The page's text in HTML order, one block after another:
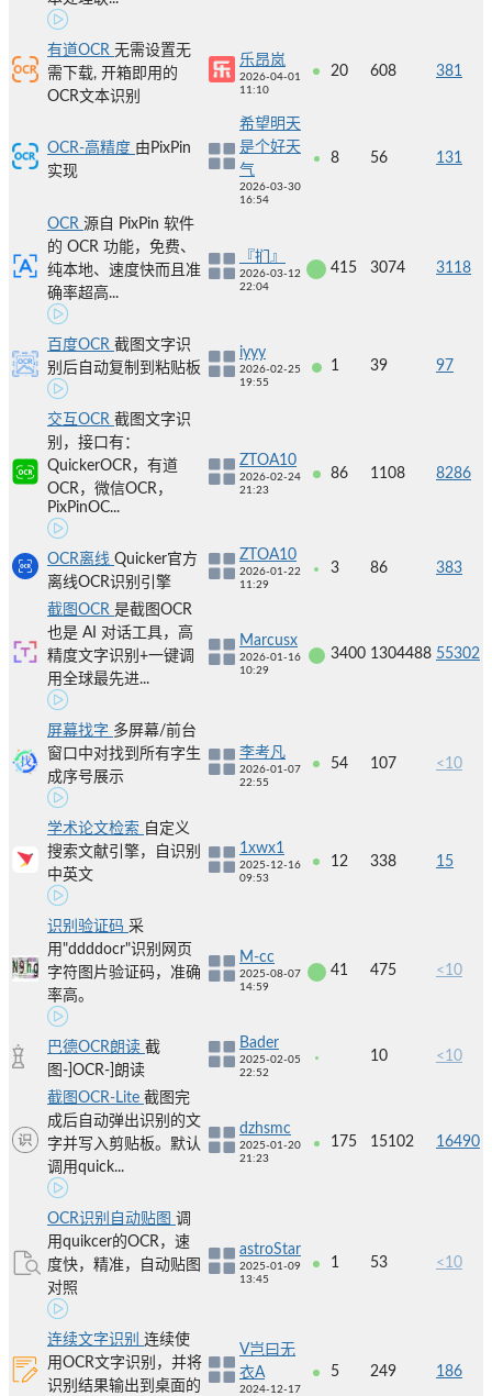
有道OCR 无需设置无
需下载, 开箱即用的
OCR文本识别
乐昂岚
2026-04-01
11:10
20 608 381
OCR-高精度 由PixPin
实现
希望明天
是个好天
气
2026-03-30
16:54
8 56 131
OCR 源自 PixPin 软件
的 OCR 功能，免费、
纯本地、速度快而且准
确率超高...
『扪』
2026-03-12
22:04
415 3074 3118
百度OCR 截图文字识
别后自动复制到粘贴板
iyyy
2026-02-25
19:55
1 39 97
交互OCR 截图文字识
别，接口有：
QuickerOCR，有道
OCR，微信OCR，
PixPinOC...
ZTOA10
2026-02-24
21:23
86 1108 8286
OCR离线 Quicker官方
离线OCR识别引擎
ZTOA10
2026-01-22
11:29
3 86 383
截图OCR 是截图OCR
也是 AI 对话工具，高
精度文字识别+一键调
用全球最先进...
Marcusx
2026-01-16
10:29
3400 1304488 55302
屏幕找字 多屏幕/前台
窗口中对找到所有字生
成序号展示
李考凡
2026-01-07
22:55
54 107 <10
学术论文检索 自定义
搜索文献引擎，自识别
中英文
1xwx1
2025-12-16
09:53
12 338 15
识别验证码 采
用"ddddocr"识别网页
字符图片验证码，准确
率高。
M-cc
2025-08-07
14:59
41 475 <10
巴德OCR朗读 截
图-]OCR-]朗读
Bader
2025-02-05
22:52
10 <10
截图OCR-Lite 截图完
成后自动弹出识别的文
字并写入剪贴板。默认
调用quick...
dzhsmc
2025-01-20
21:23
175 15102 16490
OCR识别自动贴图 调
用quikcer的OCR，速
度快，精准，自动贴图
对照
astroStar
2025-01-09
13:45
1 53 <10
连续文字识别 连续使
用OCR文字识别，并将
识别结果输出到桌面的
V岂曰无
衣A
2024-12-17
5 249 186